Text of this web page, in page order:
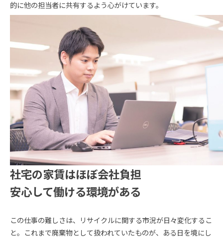
的に他の担当者に共有するよう心がけています。
社宅の家賃はほぼ会社負担
安心して働ける環境がある
この仕事の難しさは、リサイクルに関する市況が日々変化するこ
と。これまで廃棄物として扱われていたものが、ある日を境にし